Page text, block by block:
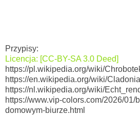
Przypisy:
Licencja: [CC-BY-SA 3.0 Deed]
https://pl.wikipedia.org/wiki/
https://en.wikipedia.org/wiki/
https://nl.wikipedia.org/wiki/
https://www.vip-colors.com/2026/
domowym-biurze.html